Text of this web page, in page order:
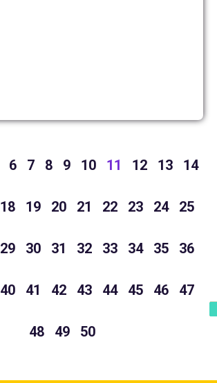
6 7 8 9 10 11 12 13 14
18 19 20 21 22 23 24 25
29 30 31 32 33 34 35 36
40 41 42 43 44 45 46 47
48 49 50